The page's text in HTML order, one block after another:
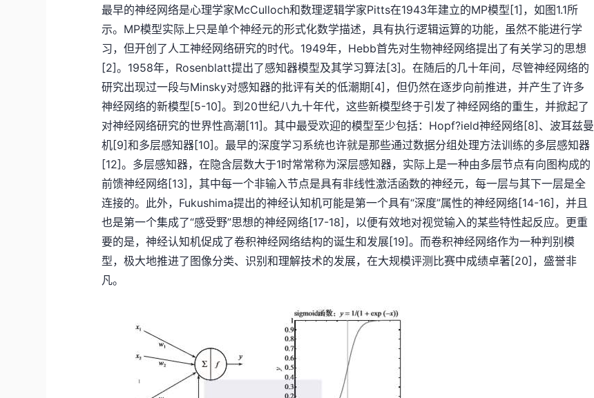
最早的神经网络是心理学家McCulloch和数理逻辑学家Pitts在1943年建立的MP模型[1]，如图1.1所
示。MP模型实际上只是单个神经元的形式化数学描述，具有执行逻辑运算的功能，虽然不能进行学
习，但开创了人工神经网络研究的时代。1949年，Hebb首先对生物神经网络提出了有关学习的思想
[2]。1958年，Rosenblatt提出了感知器模型及其学习算法[3]。在随后的几十年间，尽管神经网络的
研究出现过一段与Minsky对感知器的批评有关的低潮期[4]，但仍然在逐步向前推进，并产生了许多
神经网络的新模型[5-10]。到20世纪八九十年代，这些新模型终于引发了神经网络的重生，并掀起了
对神经网络研究的世界性高潮[11]。其中最受欢迎的模型至少包括：Hopf?ield神经网络[8]、波耳兹曼
机[9]和多层感知器[10]。最早的深度学习系统也许就是那些通过数据分组处理方法训练的多层感知器
[12]。多层感知器，在隐含层数大于1时常常称为深层感知器，实际上是一种由多层节点有向图构成的
前馈神经网络[13]，其中每一个非输入节点是具有非线性激活函数的神经元，每一层与其下一层是全
连接的。此外，Fukushima提出的神经认知机可能是第一个具有“深度”属性的神经网络[14-16]，并且
也是第一个集成了“感受野”思想的神经网络[17-18]，以便有效地对视觉输入的某些特性起反应。更重
要的是，神经认知机促成了卷积神经网络结构的诞生和发展[19]。而卷积神经网络作为一种判别模
型，极大地推进了图像分类、识别和理解技术的发展，在大规模评测比赛中成绩卓著[20]，盛誉非
凡。